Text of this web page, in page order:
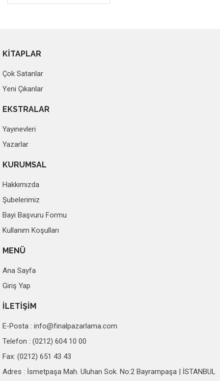
KİTAPLAR
Çok Satanlar
Yeni Çıkanlar
EKSTRALAR
Yayınevleri
Yazarlar
KURUMSAL
Hakkımızda
Şubelerimiz
Bayi Başvuru Formu
Kullanım Koşulları
MENÜ
Ana Sayfa
Giriş Yap
İLETİŞİM
E-Posta : info@finalpazarlama.com
Telefon : (0212) 604 10 00
Fax: (0212) 651 43 43
Adres : İsmetpaşa Mah. Uluhan Sok. No:2 Bayrampaşa | İSTANBUL